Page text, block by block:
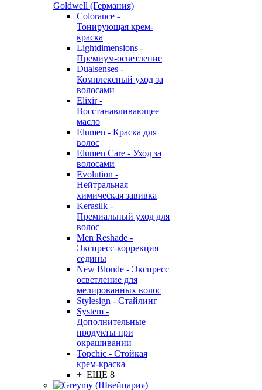
Goldwell (Германия)
Colorance -
Тонирующая крем-
краска
Lightdimensions -
Премиум-осветление
Dualsenses -
Комплексный уход за
волосами
Elixir -
Восстанавливающее
масло
Elumen - Краска для
волос
Elumen Care - Уход за
волосами
Evolution -
Нейтральная
химическая завивка
Kerasilk -
Премиальный уход для
волос
Men Reshade -
Экспресс-коррекция
седины
New Blonde - Экспресс
осветление для
мелированных волос
Stylesign - Стайлинг
System -
Дополнительные
продукты при
окрашивании
Topchic - Стойкая
крем-краска
+ ЕЩЕ 8